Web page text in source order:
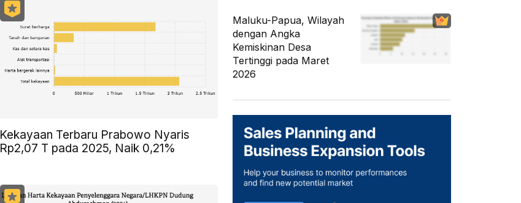
Kekayaan Terbaru Prabowo Nyaris
Rp2,07 T pada 2025, Naik 0,21%
Maluku-Papua, Wilayah
dengan Angka
Kemiskinan Desa
Tertinggi pada Maret
2026